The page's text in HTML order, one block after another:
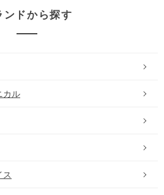
ンドから探す
カル
ス